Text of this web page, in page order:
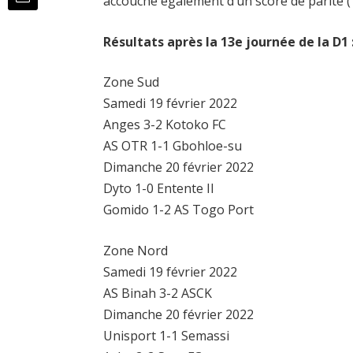
Résultats après la 13e journée de la D1
Zone Sud
Samedi 19 février 2022
Anges 3-2 Kotoko FC
AS OTR 1-1 Gbohloe-su
Dimanche 20 février 2022
Dyto 1-0 Entente II
Gomido 1-2 AS Togo Port
Zone Nord
Samedi 19 février 2022
AS Binah 3-2 ASCK
Dimanche 20 février 2022
Unisport 1-1 Semassi